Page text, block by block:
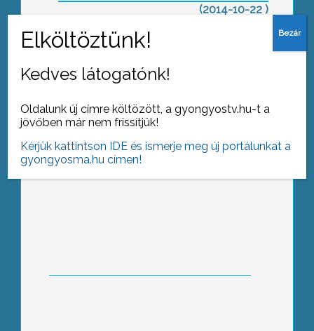
(2014-10-22 )
Mátra pont
Kedves látogatónk!
Oldalunk új címre költözött, a gyongyostv.hu-t a
jövőben már nem frissítjük!
Kérjük kattintson IDE és ismerje meg új portálunkat a
gyongyosma.hu címen!